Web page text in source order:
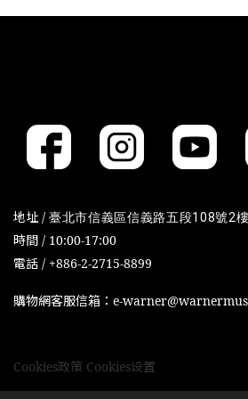
地址 / 臺北市信義區信義路五段108號2
時間 / 10:00-17:00
電話 / +886-2-2715-8899
購物網客服信箱：e-
Cookies政策 Cookies设置